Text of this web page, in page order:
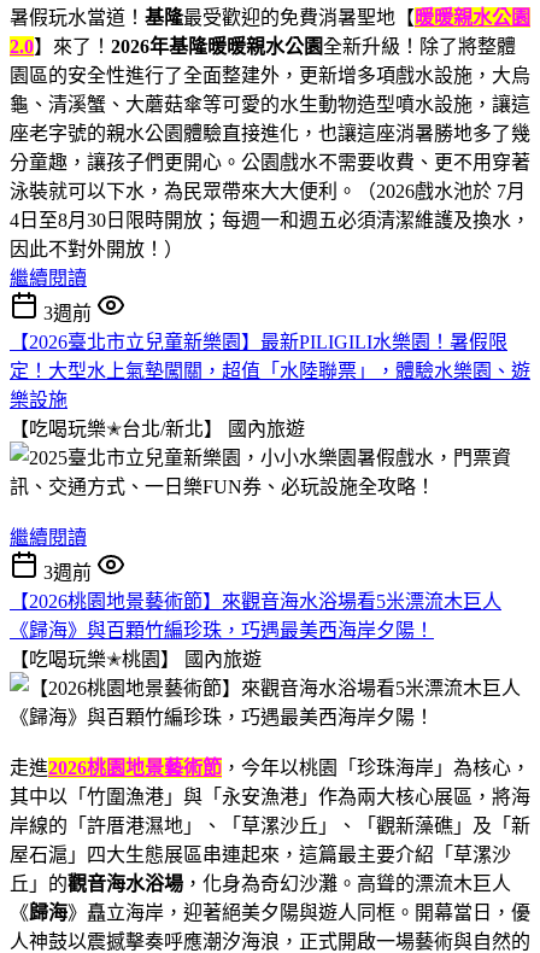
暑假玩水當道！ 基隆最受歡迎的免費消暑聖地【 暖暖親水公園
2.0】來了！ 2026年基隆暖暖親水公園全新升級！除了將整體
園區的安全性進行了全面整建外，更新增多項戲水設施，大烏
龜、清溪蟹、大蘑菇傘等可愛的水生動物造型噴水設施，讓這
座老字號的親水公園體驗直接進化，也讓這座消暑勝地多了幾
分童趣，讓孩子們更開心。公園戲水不需要收費、更不用穿著
泳裝就可以下水，為民眾帶來大大便利。（2026戲水池於 7月
4日至8月30日限時開放；每週一和週五必須清潔維護及換水，
因此不對外開放！）
繼續閱讀
3週前
【2026臺北市立兒童新樂園】最新PILIGILI水樂園！暑假限
定！大型水上氣墊闖關，超值「水陸聯票」，體驗水樂園、遊
樂設施
【吃喝玩樂✭台北/新北】
國內旅遊
繼續閱讀
3週前
【2026桃園地景藝術節】來觀音海水浴場看5米漂流木巨人
《歸海》與百顆竹編珍珠，巧遇最美西海岸夕陽！
【吃喝玩樂✭桃園】
國內旅遊
走進2026桃園地景藝術節 ，今年以桃園「珍珠海岸」為核心，
其中以「竹圍漁港」與「永安漁港」作為兩大核心展區，將海
岸線的「許厝港濕地」、「草漯沙丘」、「觀新藻礁」及「新
屋石滬」四大生態展區串連起來，這篇最主要介紹「草漯沙
丘」的觀音海水浴場 ，化身為奇幻沙灘。高聳的漂流木巨人
《歸海》矗立海岸，迎著絕美夕陽與遊人同框。開幕當日，優
人神鼓以震撼擊奏呼應潮汐海浪，正式開啟一場藝術與自然的